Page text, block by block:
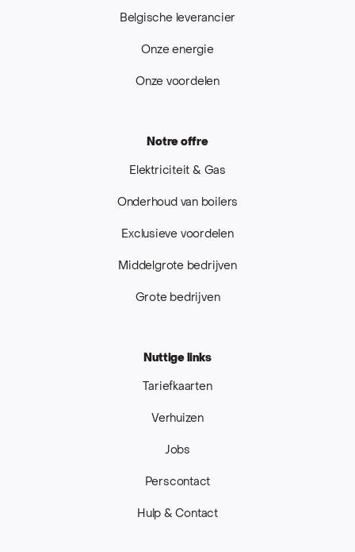
Belgische leverancier
Onze energie
Onze voordelen
Notre offre
Elektriciteit & Gas
Onderhoud van boilers
Exclusieve voordelen
Middelgrote bedrijven
Grote bedrijven
Nuttige links
Tariefkaarten
Verhuizen
Jobs
Perscontact
Hulp & Contact